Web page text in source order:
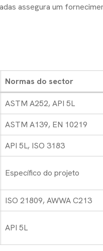
assegura um
Normas do sector
ASTM A252, API 5L
ASTM A139, EN 10219
API 5L, ISO 3183
Específico do projeto
ISO 21809, AWWA C213
API 5L